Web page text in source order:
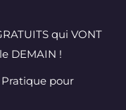
qui VONT
DEMAIN !
pour